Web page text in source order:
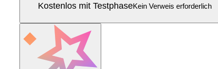
Kostenlos mit TestphaseKein Verweis erforderlich